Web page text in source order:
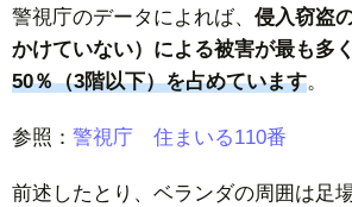
警視庁のデータによれば、 侵入窃盗
かけていない）による被害が最も多く
50％（3階以下）を占めています。
参照： 警視庁 住まいる110番
前述したとり、ベランダの周囲は足